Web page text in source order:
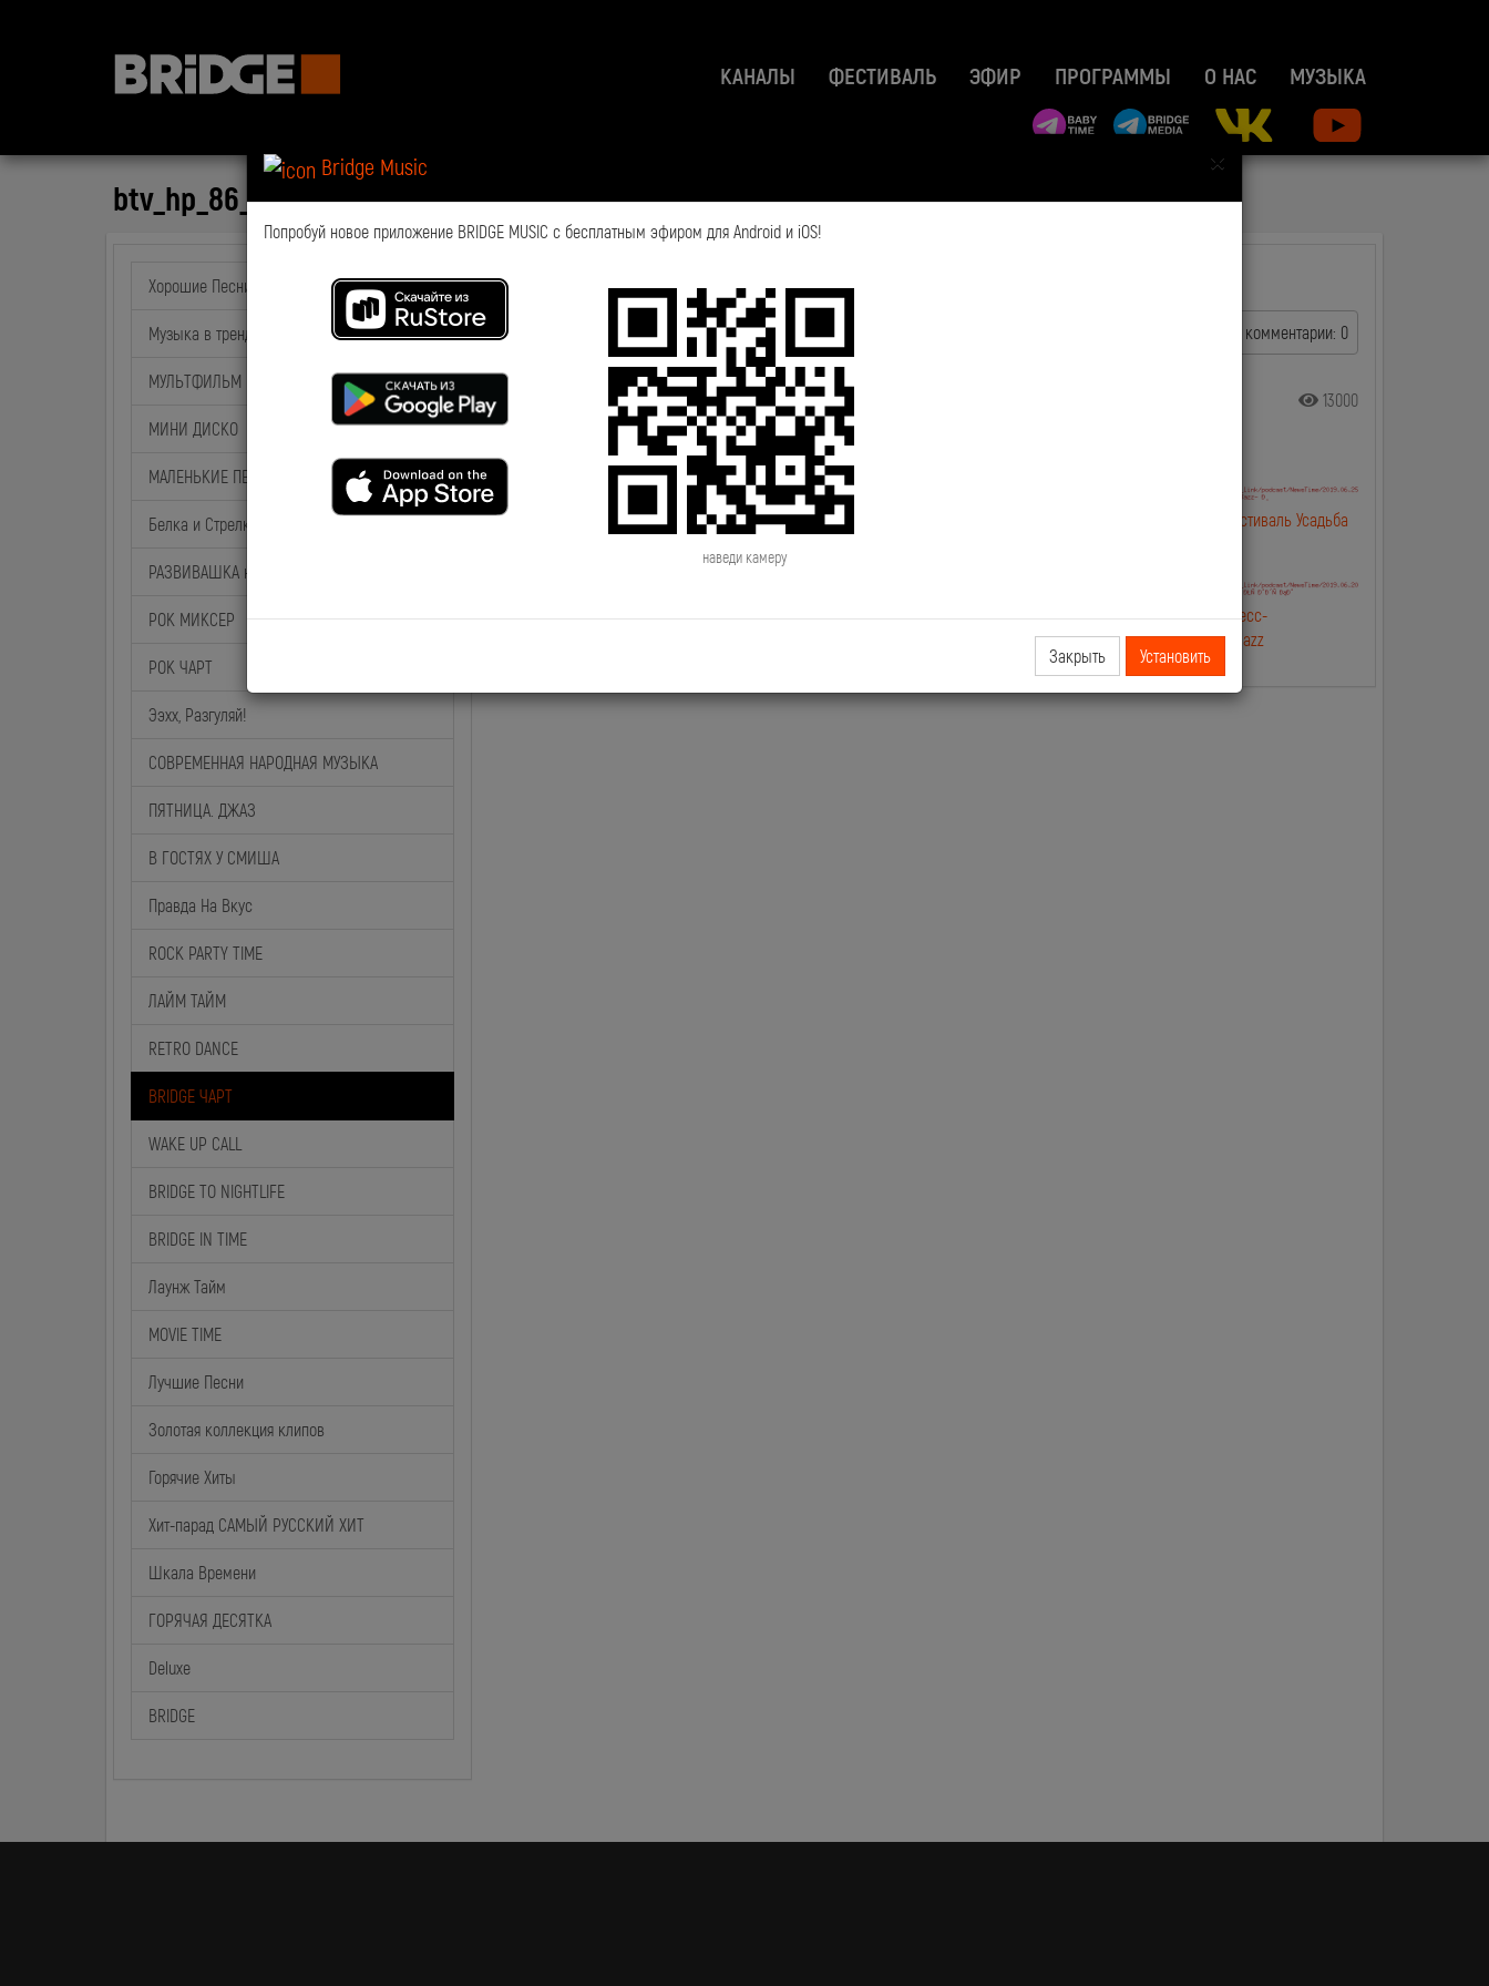
КАНАЛЫ ФЕСТИВАЛЬ ЭФИР ПРОГРАММЫ О НАС МУЗЫКА
×
Bridge Music
Попробуй новое приложение BRIDGE MUSIC с бесплатным эфиром для Android и iOS!
наведи камеру
Закрыть Установить
btv_hp_86_sd_part_1_full
Хорошие Песни
Музыка в тренде
МУЛЬТФИЛЬМ на BABY TIME
МИНИ ДИСКО
МАЛЕНЬКИЕ ПЕСНИ
Белка и Стрелка
РАЗВИВАШКА на BABY TIME
РОК МИКСЕР
РОК ЧАРТ
Ээхх, Разгуляй!
СОВРЕМЕННАЯ НАРОДНАЯ МУЗЫКА
ПЯТНИЦА. ДЖАЗ
В ГОСТЯХ У СМИША
Правда На Вкус
ROCK PARTY TIME
ЛАЙМ ТАЙМ
RETRO DANCE
BRIDGE ЧАРТ
WAKE UP CALL
BRIDGE TO NIGHTLIFE
BRIDGE IN TIME
Лаунж Тайм
MOVIE TIME
Лучшие Песни
Золотая коллекция клипов
Горячие Хиты
Хит-парад САМЫЙ РУССКИЙ ХИТ
Шкала Времени
ГОРЯЧАЯ ДЕСЯТКА
Deluxe
BRIDGE
комментарии: 0
2019-05-30 18:12:49 13000
Смотрите также:
2019.06.28 NewsTime День Рождения
2019.06.27 NewsTime Новый клип
2019.06.25 NewsTime Фестиваль Усадьба
2019.06.24 NewsTime Джиган снимает
2019.06.21 NewsTime Новый клип Касты и
2019.06.20 NewsTime Пресс-
конферениция Усадьба Jazz